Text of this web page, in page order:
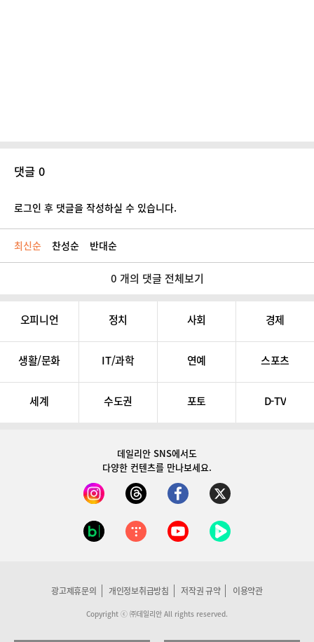
댓글 0
로그인 후 댓글을 작성하실 수 있습니다.
최신순 찬성순 반대순
0 개의 댓글 전체보기
오피니언 정치 사회 경제
생활/문화 IT/과학 연예 스포츠
세계 수도권 포토 D-TV
데일리안 SNS에서도
다양한 컨텐츠를 만나보세요.
광고제휴문의 개인정보취급방침 저작권 규약 이용약관
Copyright ⓒ ㈜데일리안 All rights reserved.